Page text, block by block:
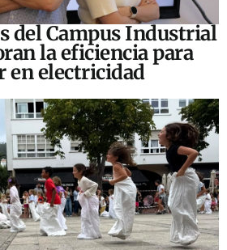
del Campus Industrial
la eficiencia para
en electricidad